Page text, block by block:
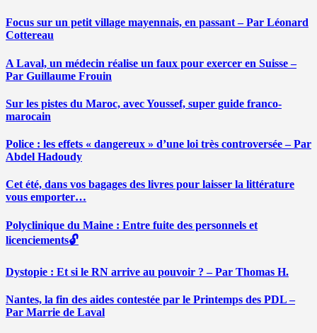
Focus sur un petit village mayennais, en passant – Par Léonard
Cottereau
A Laval, un médecin réalise un faux pour exercer en Suisse –
Par Guillaume Frouin
Sur les pistes du Maroc, avec Youssef, super guide franco-
marocain
Police : les effets « dangereux » d’une loi très controversée – Par
Abdel Hadoudy
Cet été, dans vos bagages des livres pour laisser la littérature
vous emporter…
Polyclinique du Maine : Entre fuite des personnels et
licenciements🔓
Dystopie : Et si le RN arrive au pouvoir ? – Par Thomas H.
Nantes, la fin des aides contestée par le Printemps des PDL –
Par Marrie de Laval